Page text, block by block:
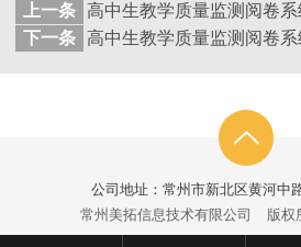
上一条
下一条
公司地址：常州市新北区黄河中
常州美拓信息技术有限公司
版权